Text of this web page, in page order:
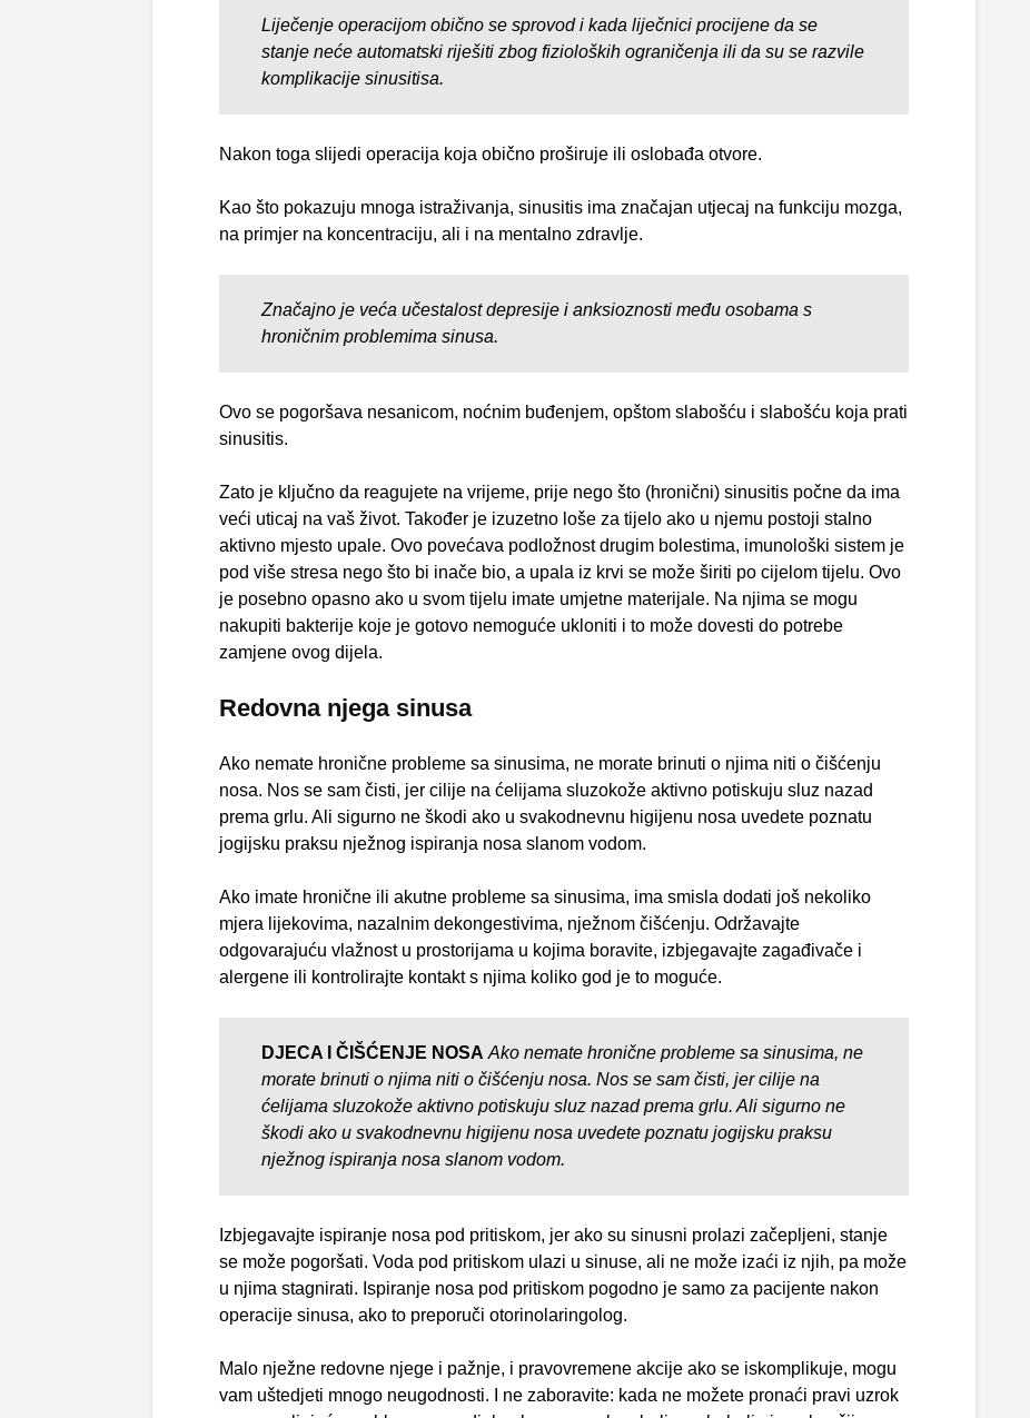
Liječenje operacijom obično se sprovod i kada liječnici procijene da se
stanje neće automatski riješiti zbog fizioloških ograničenja ili da su se razvile
komplikacije sinusitisa.
Nakon toga slijedi operacija koja obično proširuje ili oslobađa otvore.
Kao što pokazuju mnoga istraživanja, sinusitis ima značajan utjecaj na funkciju mozga,
na primjer na koncentraciju, ali i na mentalno zdravlje.
Značajno je veća učestalost depresije i anksioznosti među osobama s
hroničnim problemima sinusa.
Ovo se pogoršava nesanicom, noćnim buđenjem, opštom slabošću i slabošću koja prati
sinusitis.
Zato je ključno da reagujete na vrijeme, prije nego što (hronični) sinusitis počne da ima
veći uticaj na vaš život. Također je izuzetno loše za tijelo ako u njemu postoji stalno
aktivno mjesto upale. Ovo povećava podložnost drugim bolestima, imunološki sistem je
pod više stresa nego što bi inače bio, a upala iz krvi se može širiti po cijelom tijelu. Ovo
je posebno opasno ako u svom tijelu imate umjetne materijale. Na njima se mogu
nakupiti bakterije koje je gotovo nemoguće ukloniti i to može dovesti do potrebe
zamjene ovog dijela.
Redovna njega sinusa
Ako nemate hronične probleme sa sinusima, ne morate brinuti o njima niti o čišćenju
nosa. Nos se sam čisti, jer cilije na ćelijama sluzokože aktivno potiskuju sluz nazad
prema grlu. Ali sigurno ne škodi ako u svakodnevnu higijenu nosa uvedete poznatu
jogijsku praksu nježnog ispiranja nosa slanom vodom.
Ako imate hronične ili akutne probleme sa sinusima, ima smisla dodati još nekoliko
mjera lijekovima, nazalnim dekongestivima, nježnom čišćenju. Održavajte
odgovarajuću vlažnost u prostorijama u kojima boravite, izbjegavajte zagađivače i
alergene ili kontrolirajte kontakt s njima koliko god je to moguće.
DJECA I ČIŠĆENJE NOSA Ako nemate hronične probleme sa sinusima, ne
morate brinuti o njima niti o čišćenju nosa. Nos se sam čisti, jer cilije na
ćelijama sluzokože aktivno potiskuju sluz nazad prema grlu. Ali sigurno ne
škodi ako u svakodnevnu higijenu nosa uvedete poznatu jogijsku praksu
nježnog ispiranja nosa slanom vodom.
Izbjegavajte ispiranje nosa pod pritiskom, jer ako su sinusni prolazi začepljeni, stanje
se može pogoršati. Voda pod pritiskom ulazi u sinuse, ali ne može izaći iz njih, pa može
u njima stagnirati. Ispiranje nosa pod pritiskom pogodno je samo za pacijente nakon
operacije sinusa, ako to preporuči otorinolaringolog.
Malo nježne redovne njege i pažnje, i pravovremene akcije ako se iskomplikuje, mogu
vam uštedjeti mnogo neugodnosti. I ne zaboravite: kada ne možete pronaći pravi uzrok